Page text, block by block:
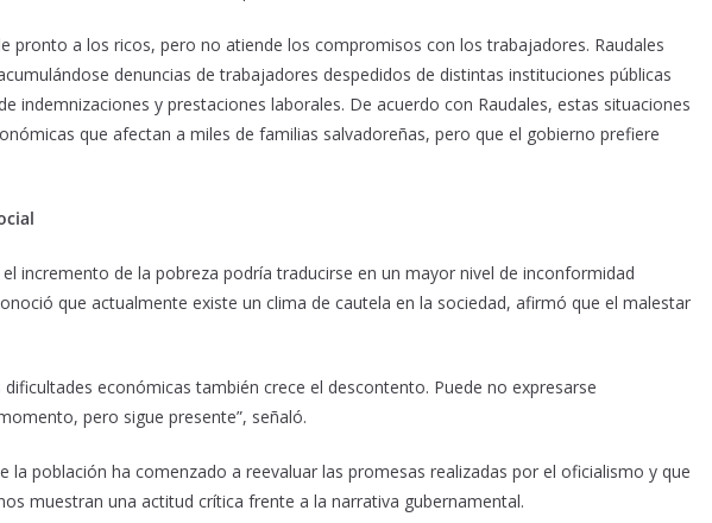
pronto a los ricos, pero no atiende los compromisos con los trabajadores. Raudales
denuncias de trabajadores despedidos de distintas instituciones públicas
indemnizaciones y prestaciones laborales. De acuerdo con Raudales, estas situaciones
que afectan a miles de familias salvadoreñas, pero que el gobierno prefiere
incremento de la pobreza podría traducirse en un mayor nivel de inconformidad
que actualmente existe un clima de cautela en la sociedad, afirmó que el malestar
dificultades económicas también crece el descontento. Puede no expresarse
pero sigue presente”, señaló.
la población ha comenzado a reevaluar las promesas realizadas por el oficialismo y que
muestran una actitud crítica frente a la narrativa gubernamental.